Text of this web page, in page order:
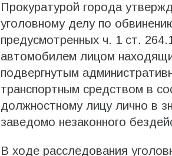
Прокуратурой города
уголовному делу по
предусмотренных ч. 1 ст.
автомобилем лицом
подвергнутым
транспортным средством в
должностному лицу лично в
заведомо незаконного
В ходе расследования